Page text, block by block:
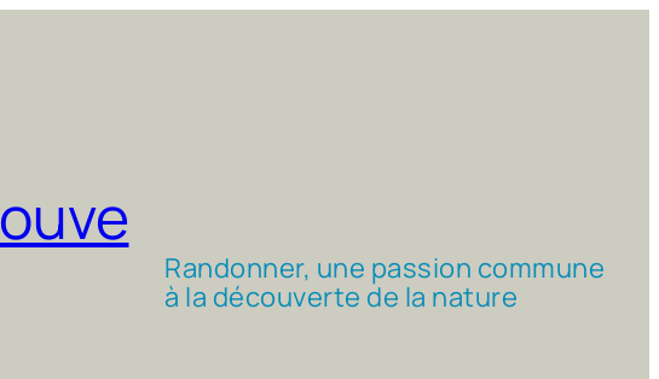
Randonner, une passion commune
à la découverte de la nature